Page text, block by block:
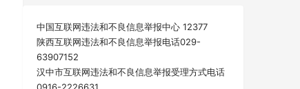
中国互联网违法和不良信息举报中心 12377
陕西互联网违法和不良信息举报电话029-
63907152
汉中市互联网违法和不良信息举报受理方式电话